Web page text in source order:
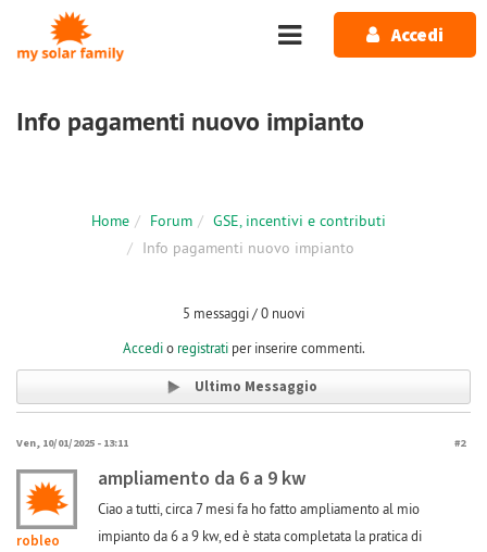
Salta al contenuto principale
Accedi
Info pagamenti nuovo impianto
Home Forum
GSE, incentivi e contributi
Info pagamenti nuovo impianto
5 messaggi / 0 nuovi
Accedio registratiper inserire commenti.
Ultimo Messaggio
Ven, 10/01/2025 - 13:11 #2
robleo
ampliamento da 6 a 9 kw
Ciao a tutti, circa 7 mesi fa ho fatto ampliamento al mio
impianto da 6 a 9 kw, ed è stata completata la pratica di